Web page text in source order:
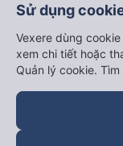
Trở thành đối
Sử dụng
Vexere dùng
xem chi tiết hoặc
Quản lý cookie.